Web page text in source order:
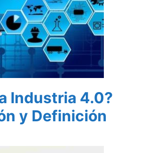
Industria 4.0?
y Definición